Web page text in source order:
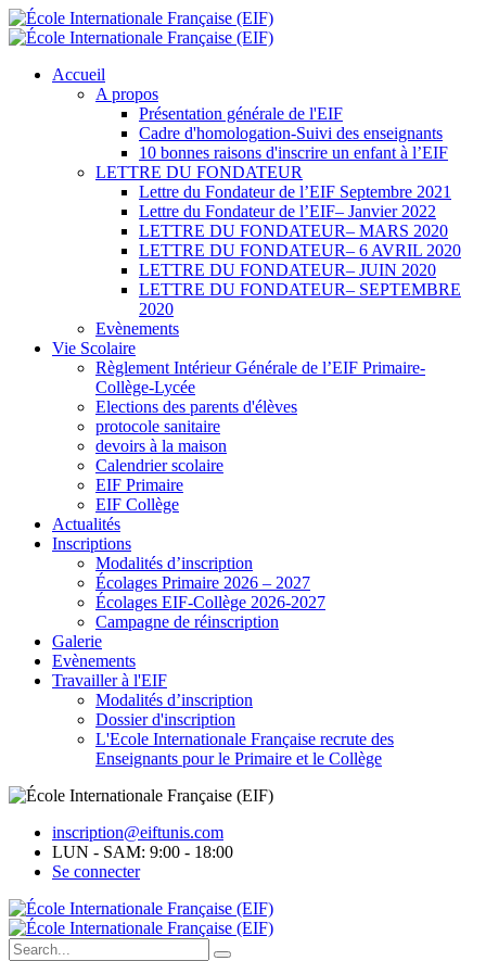
Accueil
A propos
Présentation générale de l'EIF
Cadre d'homologation-Suivi des enseignants
10 bonnes raisons d'inscrire un enfant à l’EIF
LETTRE DU FONDATEUR
Lettre du Fondateur de l’EIF Septembre 2021
Lettre du Fondateur de l’EIF– Janvier 2022
LETTRE DU FONDATEUR– MARS 2020
LETTRE DU FONDATEUR– 6 AVRIL 2020
LETTRE DU FONDATEUR– JUIN 2020
LETTRE DU FONDATEUR– SEPTEMBRE
2020
Evènements
Vie Scolaire
Règlement Intérieur Générale de l’EIF Primaire-
Collège-Lycée
Elections des parents d'élèves
protocole sanitaire
devoirs à la maison
Calendrier scolaire
EIF Primaire
EIF Collège
Actualités
Inscriptions
Modalités d’inscription
Écolages Primaire 2026 – 2027
Écolages EIF-Collège 2026-2027
Campagne de réinscription
Galerie
Evènements
Travailler à l'EIF
Modalités d’inscription
Dossier d'inscription
L'Ecole Internationale Française recrute des
Enseignants pour le Primaire et le Collège
inscription@eiftunis.com
LUN - SAM: 9:00 - 18:00
Se connecter